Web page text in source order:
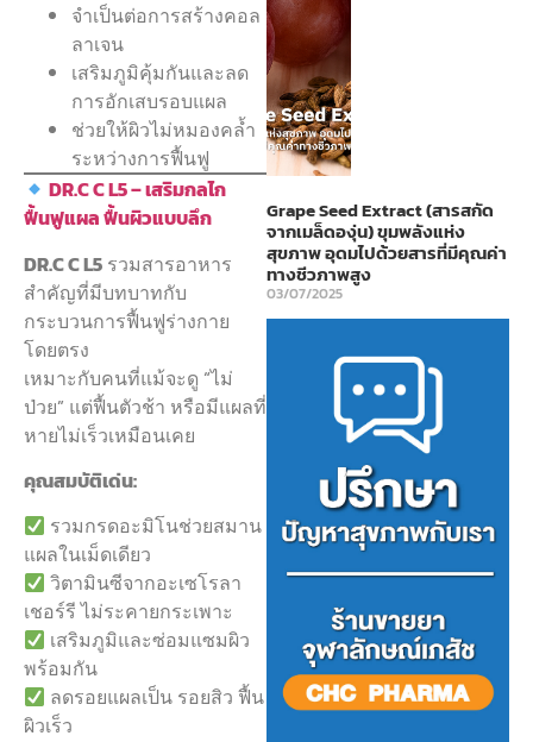
จำเป็นต่อการสร้างคอล
ลาเจน
เสริมภูมิคุ้มกันและลด
การอักเสบรอบแผล
ช่วยให้ผิวไม่หมองคล้ำ
ระหว่างการฟื้นฟู
DR.C C L5 – เสริมกลไก
ฟื้นฟูแผล ฟื้นผิวแบบลึก
DR.C C L5 รวมสารอาหาร
สำคัญที่มีบทบาทกับ
กระบวนการฟื้นฟูร่างกาย
โดยตรง
เหมาะกับคนที่แม้จะดู “ไม่
ป่วย” แต่ฟื้นตัวช้า หรือมีแผลที่
หายไม่เร็วเหมือนเคย
คุณสมบัติเด่น:
รวมกรดอะมิโนช่วยสมาน
แผลในเม็ดเดียว
วิตามินซีจากอะเซโรลา
เชอร์รี ไม่ระคายกระเพาะ
เสริมภูมิและซ่อมแซมผิว
พร้อมกัน
ลดรอยแผลเป็น รอยสิว ฟื้น
ผิวเร็ว
Grape Seed Extract (สารสกัด
จากเมล็ดองุ่น) ขุมพลังแห่ง
สุขภาพ อุดมไปด้วยสารที่มีคุณค่า
ทางชีวภาพสูง
03/07/2025